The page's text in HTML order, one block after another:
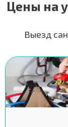
Цены на
Выезд